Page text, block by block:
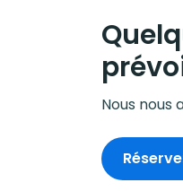
Nous nous